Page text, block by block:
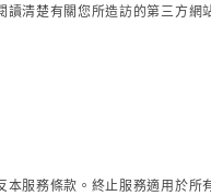
清楚有關您所造訪的第三方網
服務條款。終止服務適用於所